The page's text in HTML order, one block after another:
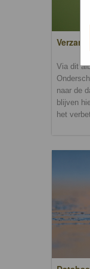
Via dit
naar de
blijven
het